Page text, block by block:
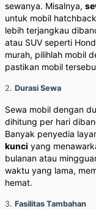
sewanya. Misalnya,
untuk mobil
lebih terjangkau
atau SUV seperti
murah, pilihlah mobil
pastikan mobil
2. Durasi Sewa
Sewa mobil dengan
dihitung per hari
Banyak penyedia
kunci yang
bulanan atau
waktu yang lama,
hemat.
3. Fasilitas Tambahan